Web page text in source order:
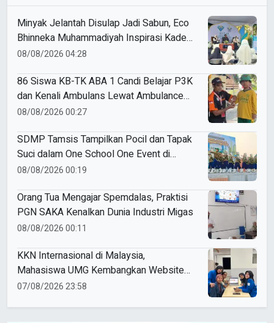
Minyak Jelantah Disulap Jadi Sabun, Eco
Bhinneka Muhammadiyah Inspirasi Kader
Nasyiatul Aisyiyah
08/08/2026 04:28
86 Siswa KB-TK ABA 1 Candi Belajar P3K
dan Kenali Ambulans Lewat Ambulance
Goes to Schools
08/08/2026 00:27
SDMP Tamsis Tampilkan Pocil dan Tapak
Suci dalam One School One Event di
Mojokerto
08/08/2026 00:19
Orang Tua Mengajar Spemdalas, Praktisi
PGN SAKA Kenalkan Dunia Industri Migas
08/08/2026 00:11
KKN Internasional di Malaysia,
Mahasiswa UMG Kembangkan Website
Pengenalan Budaya Indonesia
07/08/2026 23:58